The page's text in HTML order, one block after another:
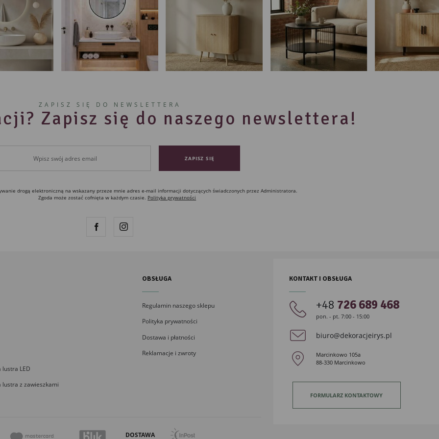
ZAPISZ SIĘ DO NEWSLETTERA
Zapisz się do naszego newslettera!
drogą elektroniczną na wskazany przeze mnie adres e-mail informacji dotyczących świadczonych przez Administratora.
Zgoda może zostać cofnięta w każdym czasie. Polityka prywatności
LED
z zawieszkami
OBSŁUGA
Regulamin naszego sklepu
Polityka prywatności
Dostawa i płatności
Reklamacje i zwroty
DOSTAWA
KONTAKT I OBSŁUGA
+48 726 689 468
pon. - pt. 7:00 - 15:00
biuro@dekoracjeirys.pl
Marcinkowo 105a
88-330 Marcinkowo
FORMULARZ KONTAKTOWY